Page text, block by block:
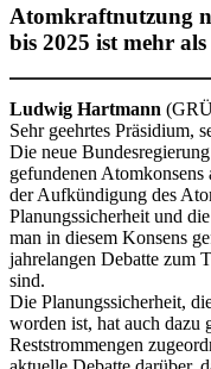
Atomkraftnutzung
bis 2025 ist mehr als
Ludwig Hartmann
Sehr geehrtes Präsidium,
Die neue
gefundenen
der Aufkündigung des
Planungssicherheit und
man in diesem Konsens
jahrelangen Debatte zum
sind.
Die Planungssicherheit,
worden ist, hat auch dazu
Reststrommengen